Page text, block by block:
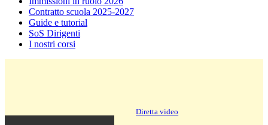
Contratto scuola 2025-2027
Guide e tutorial
SoS Dirigenti
I nostri corsi
Diretta video